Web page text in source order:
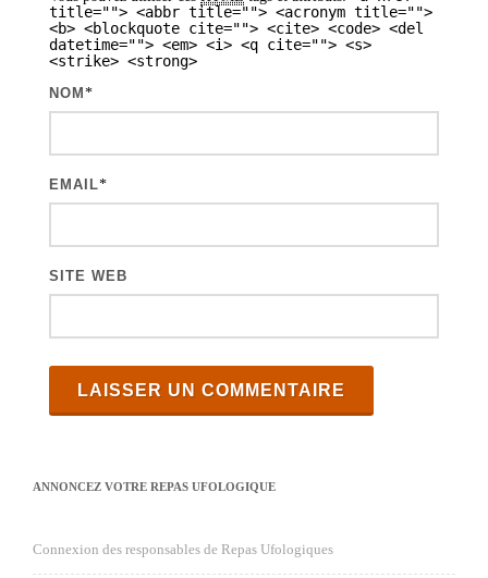
title=""> <abbr title=""> <acronym title="">
<b> <blockquote cite=""> <cite> <code> <del
datetime=""> <em> <i> <q cite=""> <s>
<strike> <strong>
NOM *
EMAIL*
SITE WEB
ANNONCEZ VOTRE REPAS UFOLOGIQUE
Connexion des responsables de Repas Ufologiques